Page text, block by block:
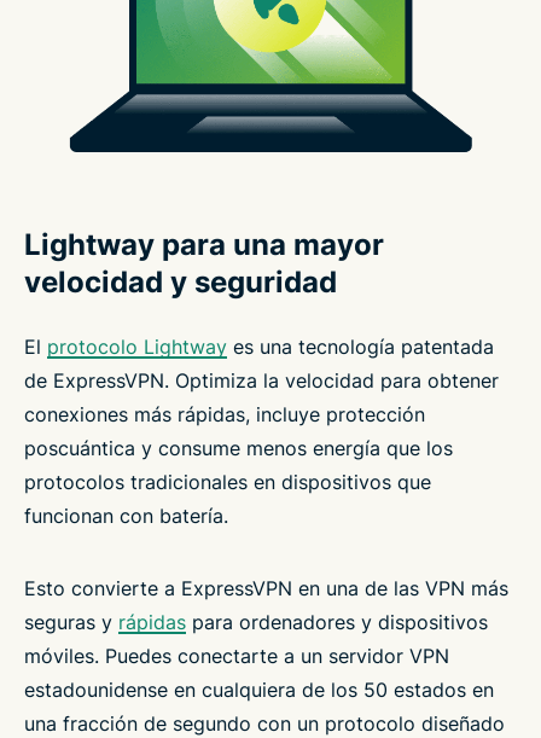
Lightway para una mayor
velocidad y seguridad
El protocolo Lightway es una tecnología patentada
de ExpressVPN. Optimiza la velocidad para obtener
conexiones más rápidas, incluye protección
poscuántica y consume menos energía que los
protocolos tradicionales en dispositivos que
funcionan con batería.
Esto convierte a ExpressVPN en una de las VPN más
seguras y rápidas para ordenadores y dispositivos
móviles. Puedes conectarte a un servidor VPN
estadounidense en cualquiera de los 50 estados en
una fracción de segundo con un protocolo diseñado